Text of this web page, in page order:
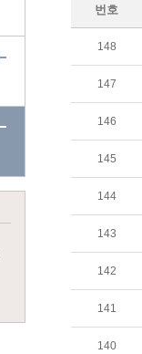
번호
148
147
146
145
144
143
142
141
140